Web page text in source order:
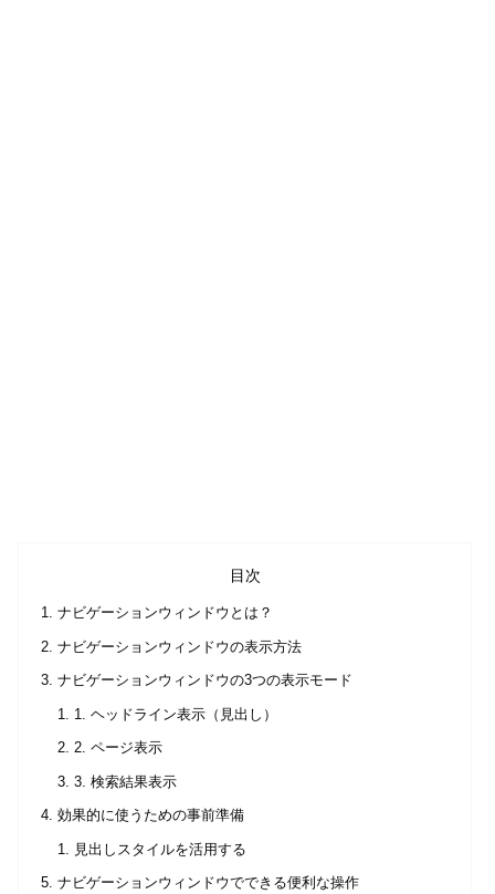
目次
ナビゲーションウィンドウとは？
ナビゲーションウィンドウの表示方法
ナビゲーションウィンドウの3つの表示モード
1. ヘッドライン表示（見出し）
2. ページ表示
3. 検索結果表示
効果的に使うための事前準備
見出しスタイルを活用する
ナビゲーションウィンドウでできる便利な操作